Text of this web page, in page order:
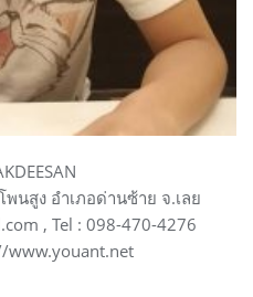
นสูง อำเภอด่านซ้าย จ.เลย
, Tel : 098-470-4276
www.youant.net